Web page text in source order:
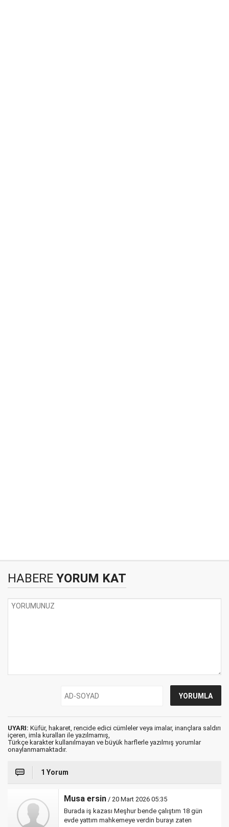
HABERE YORUM KAT
UYARI: Küfür, hakaret, rencide edici cümleler veya imalar, inançlara saldırı
içeren, imla kuralları ile yazılmamış,
Türkçe karakter kullanılmayan ve büyük harflerle yazılmış yorumlar
onaylanmamaktadır.
1 Yorum
Musa ersin / 20 Mart 2026 05:35
Burada iş kazası Meşhur bende çalıştım 18 gün
evde yattım mahkemeye verdin burayı zaten